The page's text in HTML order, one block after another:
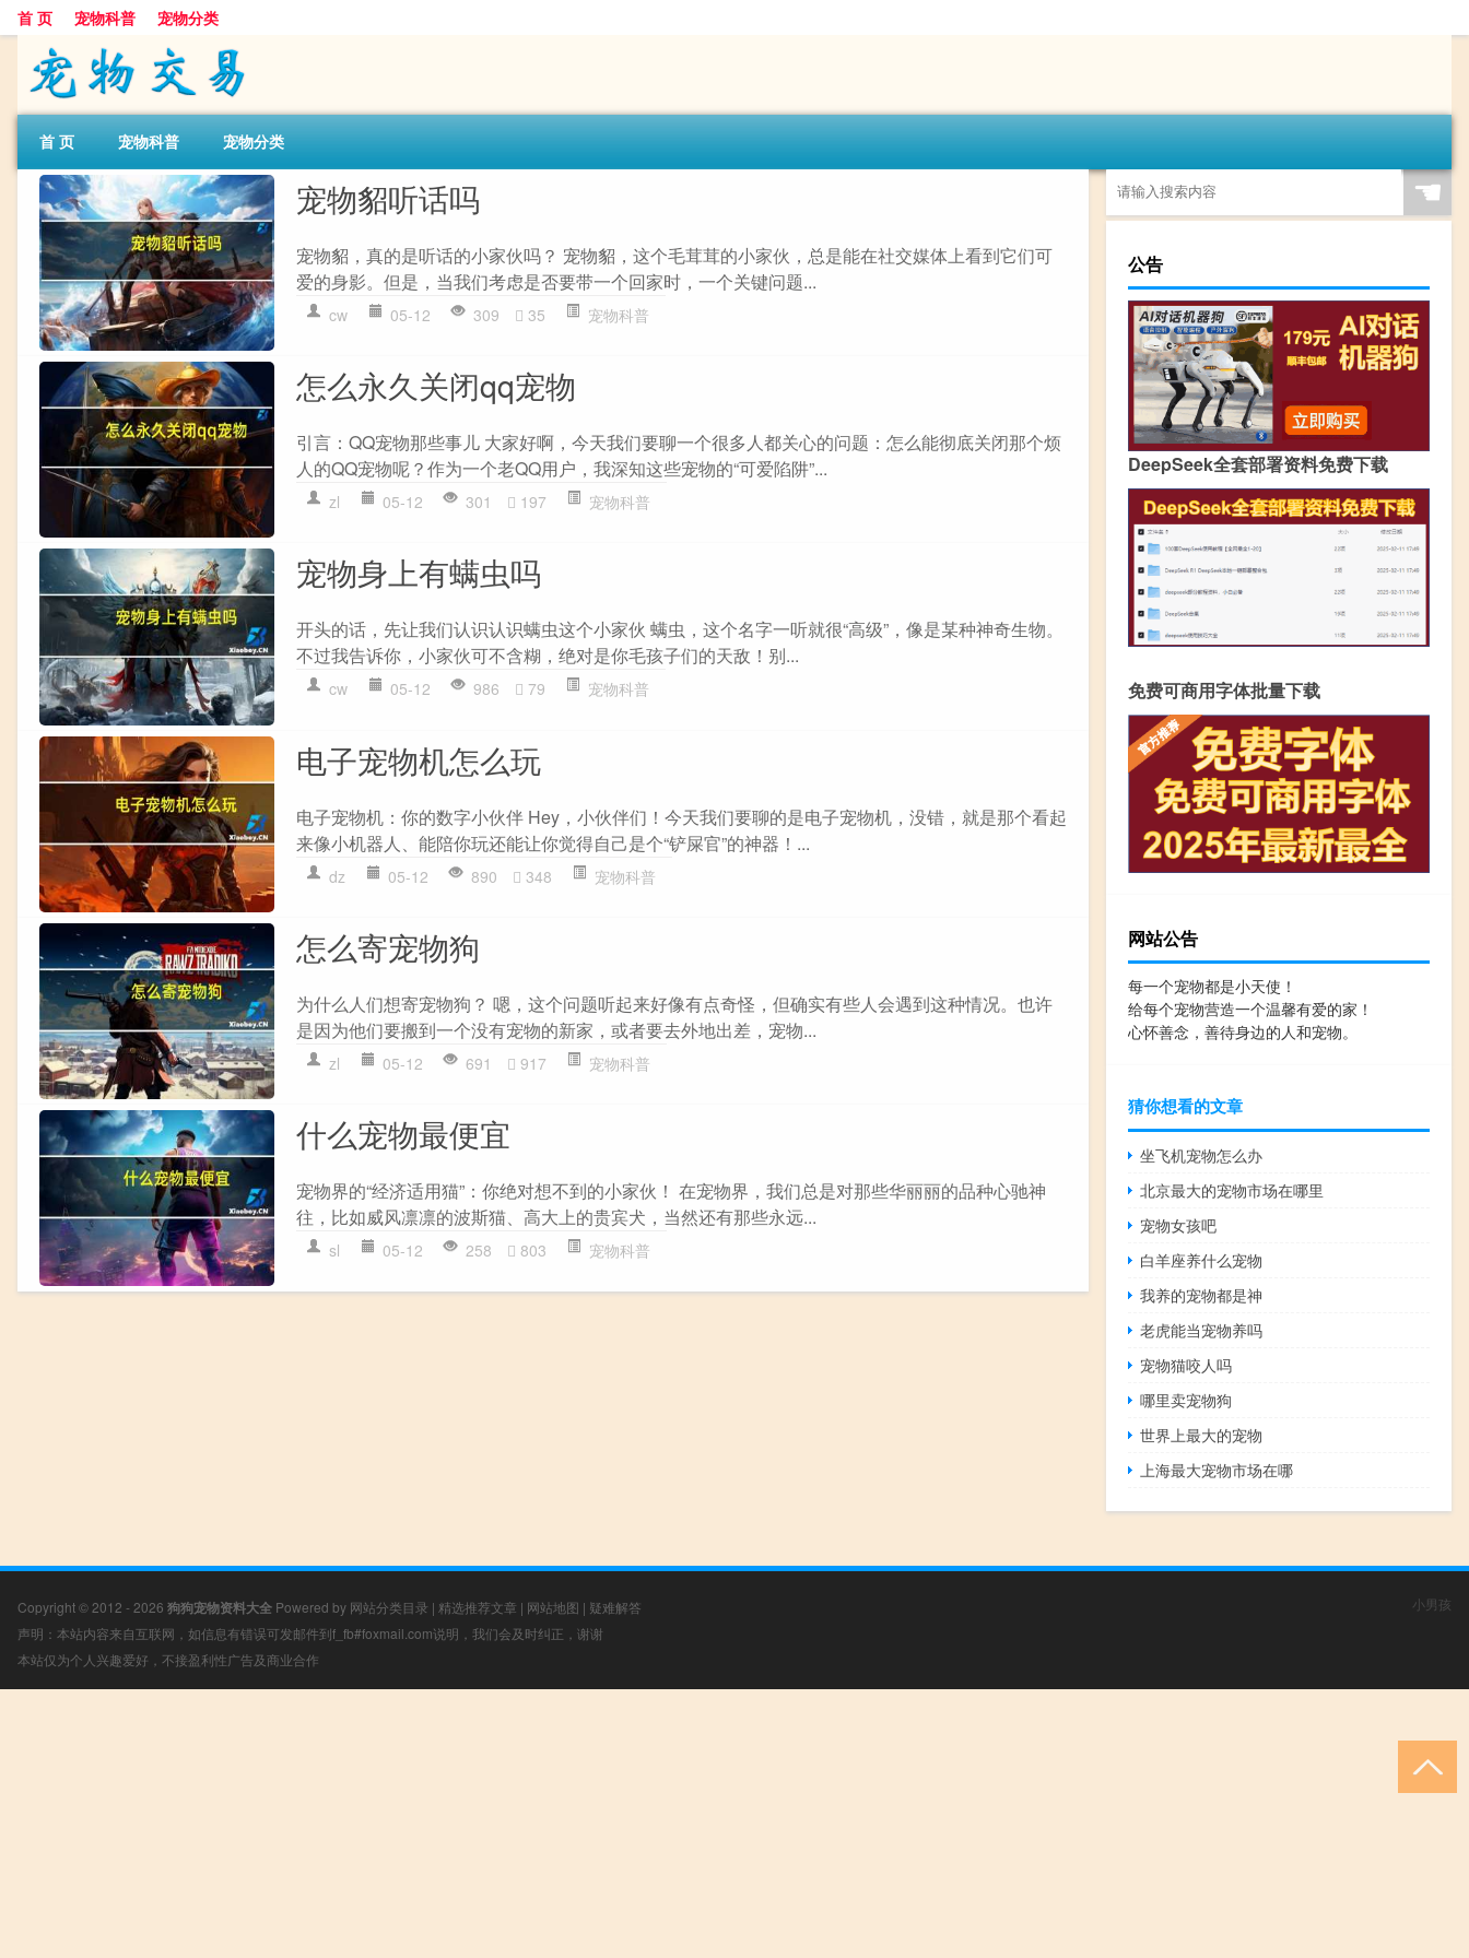
首 页 宠物科普 宠物分类
首 页 宠物科普 宠物分类
宠物貂听话吗
宠物貂，真的是听话的小家伙吗？ 宠物貂，这个毛茸茸的小家伙，总是能在社交媒体上看到它们可
爱的身影。但是，当我们考虑是否要带一个回家时，一个关键问题...
cw 05-12 309 35 宠物科普
怎么永久关闭qq宠物
引言：QQ宠物那些事儿 大家好啊，今天我们要聊一个很多人都关心的问题：怎么能彻底关闭那个烦
人的QQ宠物呢？作为一个老QQ用户，我深知这些宠物的“可爱陷阱”...
zl 05-12 301 197 宠物科普
宠物身上有螨虫吗
开头的话，先让我们认识认识螨虫这个小家伙 螨虫，这个名字一听就很“高级”，像是某种神奇生物。
不过我告诉你，小家伙可不含糊，绝对是你毛孩子们的天敌！别...
cw 05-12 986 79 宠物科普
电子宠物机怎么玩
电子宠物机：你的数字小伙伴 Hey，小伙伴们！今天我们要聊的是电子宠物机，没错，就是那个看起
来像小机器人、能陪你玩还能让你觉得自己是个“铲屎官”的神器！...
dz 05-12 890 348 宠物科普
怎么寄宠物狗
为什么人们想寄宠物狗？ 嗯，这个问题听起来好像有点奇怪，但确实有些人会遇到这种情况。也许
是因为他们要搬到一个没有宠物的新家，或者要去外地出差，宠物...
zl 05-12 691 917 宠物科普
什么宠物最便宜
宠物界的“经济适用猫”：你绝对想不到的小家伙！ 在宠物界，我们总是对那些华丽丽的品种心驰神
往，比如威风凛凛的波斯猫、高大上的贵宾犬，当然还有那些永远...
sl 05-12 258 803 宠物科普
☚
公告
DeepSeek全套部署资料免费下载
免费可商用字体批量下载
网站公告
每一个宠物都是小天使！
给每个宠物营造一个温馨有爱的家！
心怀善念，善待身边的人和宠物。
猜你想看的文章
坐飞机宠物怎么办
北京最大的宠物市场在哪里
宠物女孩吧
白羊座养什么宠物
我养的宠物都是神
老虎能当宠物养吗
宠物猫咬人吗
哪里卖宠物狗
世界上最大的宠物
上海最大宠物市场在哪
Copyright © 2012 - 2026 狗狗宠物资料大全 Powered by 网站分类目录 | 精选推荐文章 | 网站地图 | 疑难解答
声明：本站内容来自互联网，如信息有错误可发邮件到f_fb#foxmail.com说明，我们会及时纠正，谢谢
本站仅为个人兴趣爱好，不接盈利性广告及商业合作
小男孩